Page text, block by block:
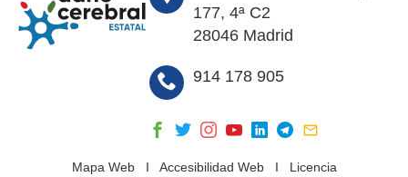
177, 4ª C2
28046 Madrid
914 178 905
Mapa WebI Accesibilidad WebI Licencia